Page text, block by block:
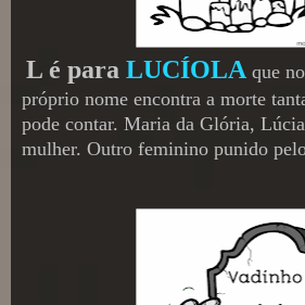
L é para LUCÍOLA que
próprio nome encontra a morte
pode contar. Maria da Glória,
mulher. Outro feminino punido